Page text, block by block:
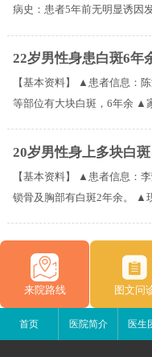
病史：患者5年前无明显诱因
22岁男性身患白斑6年
【基本资料】 ▲患者信息：
等部位有大块白斑，6年余 ▲
20岁男性身上多块白
【基本资料】 ▲患者信息：
锁骨及胸部有白斑2年余。 ▲
来院路线 图文问
首页 医院简介 医生